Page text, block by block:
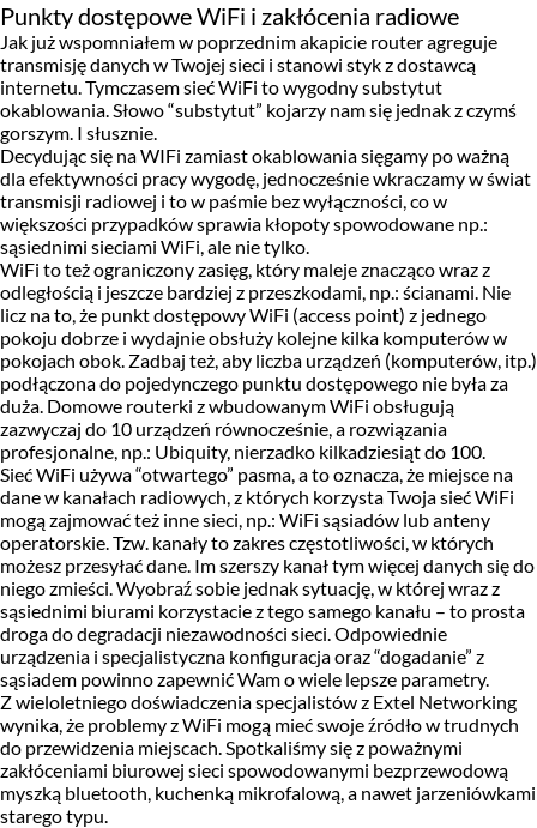
Punkty dostępowe WiFi i zakłócenia radiowe
Jak już wspomniałem w poprzednim akapicie router agreguje
transmisję danych w Twojej sieci i stanowi styk z dostawcą
internetu. Tymczasem sieć WiFi to wygodny substytut
okablowania. Słowo “substytut” kojarzy nam się jednak z czymś
gorszym. I słusznie.
Decydując się na WIFi zamiast okablowania sięgamy po ważną
dla efektywności pracy wygodę, jednocześnie wkraczamy w świat
transmisji radiowej i to w paśmie bez wyłączności, co w
większości przypadków sprawia kłopoty spowodowane np.:
sąsiednimi sieciami WiFi, ale nie tylko.
WiFi to też ograniczony zasięg, który maleje znacząco wraz z
odległością i jeszcze bardziej z przeszkodami, np.: ścianami. Nie
licz na to, że punkt dostępowy WiFi (access point) z jednego
pokoju dobrze i wydajnie obsłuży kolejne kilka komputerów w
pokojach obok. Zadbaj też, aby liczba urządzeń (komputerów, itp.)
podłączona do pojedynczego punktu dostępowego nie była za
duża. Domowe routerki z wbudowanym WiFi obsługują
zazwyczaj do 10 urządzeń równocześnie, a rozwiązania
profesjonalne, np.: Ubiquity, nierzadko kilkadziesiąt do 100.
Sieć WiFi używa “otwartego” pasma, a to oznacza, że miejsce na
dane w kanałach radiowych, z których korzysta Twoja sieć WiFi
mogą zajmować też inne sieci, np.: WiFi sąsiadów lub anteny
operatorskie. Tzw. kanały to zakres częstotliwości, w których
możesz przesyłać dane. Im szerszy kanał tym więcej danych się do
niego zmieści. Wyobraź sobie jednak sytuację, w której wraz z
sąsiednimi biurami korzystacie z tego samego kanału – to prosta
droga do degradacji niezawodności sieci. Odpowiednie
urządzenia i specjalistyczna konfiguracja oraz “dogadanie” z
sąsiadem powinno zapewnić Wam o wiele lepsze parametry.
Z wieloletniego doświadczenia specjalistów z Extel Networking
wynika, że problemy z WiFi mogą mieć swoje źródło w trudnych
do przewidzenia miejscach. Spotkaliśmy się z poważnymi
zakłóceniami biurowej sieci spowodowanymi bezprzewodową
myszką bluetooth, kuchenką mikrofalową, a nawet jarzeniówkami
starego typu.